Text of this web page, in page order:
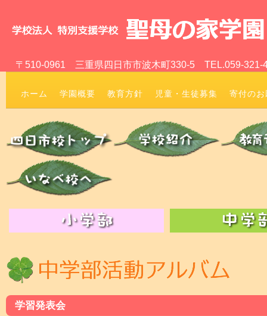
〒510-0961 三重県四日市市波木町330-5 TEL.059-
ホーム 学園概要 教育方針 児童・生徒募集 寄付のお
学習発表会